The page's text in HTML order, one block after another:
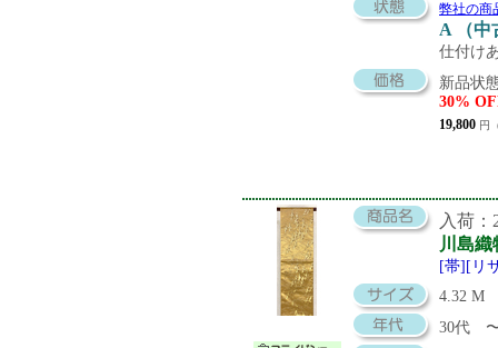
弊社の商
A （中
仕付け
新品状
30%
19,800 円
入荷：
川島
[帯][リ
4.32 M
30代